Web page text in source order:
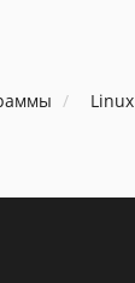
Linux